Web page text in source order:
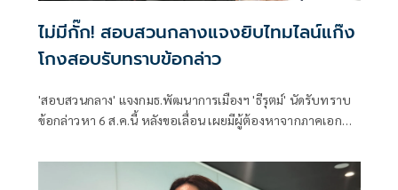
ไม่มีกั๊ก! สอบสวนกลางแจงยิบไทมไลน์แก๊ง
โกงสอบรับทราบข้อกล่าว
'สอบสวนกลาง' แจงกมธ.พัฒนาการเมืองฯ 'ธีรุตม์' นัดรับทราบ
ข้อกล่าวหา 6 ส.ค.นี้ หลังขอเลื่อน เผยมีผู้ต้องหาจากภาคเอกชน